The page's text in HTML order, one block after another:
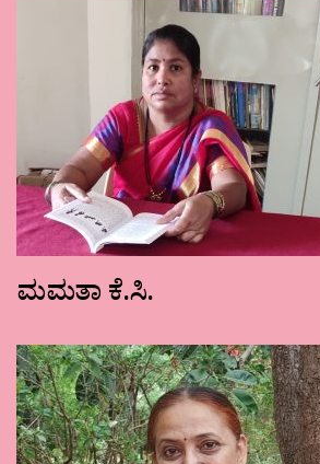
ಮಮತಾ ಕೆ.ಸಿ.